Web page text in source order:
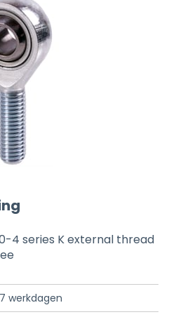
4 series K external thread
7 werkdagen